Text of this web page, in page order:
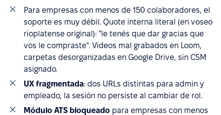
Para empresas con menos de 150 colaboradores, el
soporte es muy débil. Quote interna literal (en voseo
rioplatense original): "le tenés que dar gracias que
vos le compraste". Videos mal grabados en Loom,
carpetas desorganizadas en Google Drive, sin CSM
asignado.
UX fragmentada: dos URLs distintas para admin y
empleado, la sesión no persiste al cambiar de rol.
Módulo ATS bloqueado para empresas con menos